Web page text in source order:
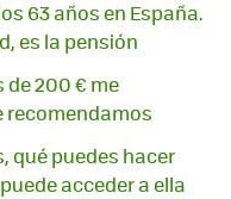
63 años en España.
es la pensión
de 200 € me
recomendamos
qué puedes hacer
acceder a ella